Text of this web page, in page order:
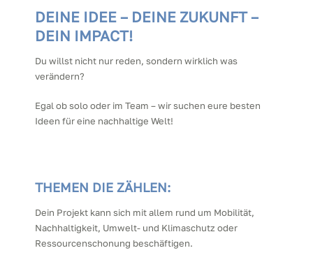
DEINE IDEE – DEINE ZUKUNFT –
DEIN IMPACT!
Du willst nicht nur reden, sondern wirklich was
verändern?
Egal ob solo oder im Team – wir suchen eure besten
Ideen für eine nachhaltige Welt!
THEMEN DIE ZÄHLEN:
Dein Projekt kann sich mit allem rund um Mobilität,
Nachhaltigkeit, Umwelt- und Klimaschutz oder
Ressourcenschonung beschäftigen.